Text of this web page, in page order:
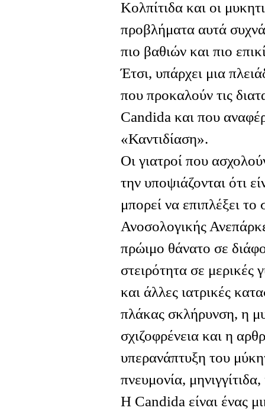
Κολπίτιδα και οι
προβλήματα αυτά συχνά
πιο βαθιών και πιο
Έτσι, υπάρχει μια
που προκαλούν τις
Candida και που
«Καντιδίαση».
Οι γιατροί που
την υποψιάζονται ότι
μπορεί να επιπλέξει
Ανοσολογικής
πρώιμο θάνατο σε
στειρότητα σε μερικές
και άλλες ιατρικές
πλάκας σκλήρυνση, η
σχιζοφρένεια και η
υπερανάπτυξη του
πνευμονία,
Η Candida είναι ένας